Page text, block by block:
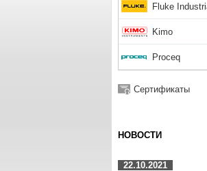
Fluke
Kimo
Proceq
Сертификаты
НОВОСТИ
22.10.2021